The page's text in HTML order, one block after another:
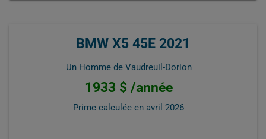
BMW X5 45E 2021
Un Homme de Vaudreuil-Dorion
1933 $ /année
Prime calculée en avril 2026